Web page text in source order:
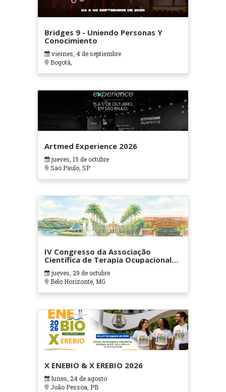
Bridges 9 - Uniendo Personas Y
Conocimiento
viernes, 4 de septiembre
Bogotá,
Artmed Experience 2026
jueves, 15 de octubre
Sao Paulo, SP
IV Congresso da Associação
Científica de Terapia Ocupacional
em Contextos Hospitalares e
Cuidados Paliativos - ATOHOSP
jueves, 29 de octubre
Belo Horizonte, MG
X ENEBIO & X EREBIO 2026
lunes, 24 de agosto
João Pessoa, PB